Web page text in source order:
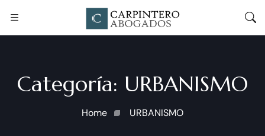
Categoría: URBANISMO
Home URBANISMO